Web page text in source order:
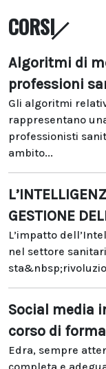
CORSI
Algoritmi di
professioni
Gli algoritmi
rappresentano
professionisti
ambito...
GESTIONE
L’impatto
nel settore
Social media
corso di
Edra, sempre